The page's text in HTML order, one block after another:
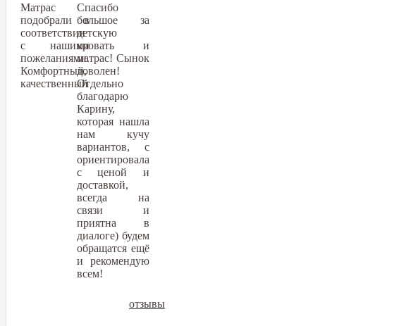
Матрас
подобрали в
соответствии
с нашими
пожеланиями.
Комфортный,
качественный
Спасибо
большое за
детскую
кровать и
матрас! Сынок
доволен!
Отдельно
благодарю
Карину,
которая нашла
нам кучу
вариантов, с
ориентировала
с ценой и
доставкой,
всегда на
связи и
приятна в
диалоге) будем
обращатся ещё
и рекомендую
всем!
отзывы